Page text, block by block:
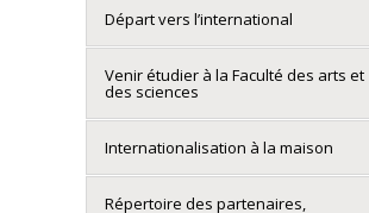
Départ vers l’international
Venir étudier à la Faculté des arts et
des sciences
Internationalisation à la maison
Répertoire des partenaires,